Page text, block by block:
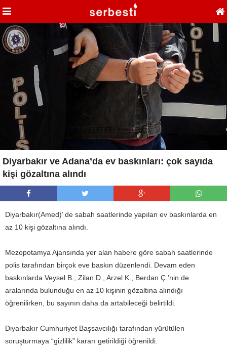
Diyarbakır ve Adana’da ev baskınları: çok sayıda
kişi gözaltına alındı
Diyarbakır(Amed)’ de sabah saatlerinde yapılan ev baskınlarda en
az 10 kişi gözaltına alındı.
Mezopotamya Ajansında yer alan habere göre sabah saatlerinde
polis tarafından birçok eve baskın düzenlendi. Devam eden
baskınlarda Veysel B., Zilan D., Arzel K., Berdan Ç.’nin de
aralarında bulunduğu en az 10 kişinin gözaltına alındığı
öğrenilirken, bu sayının daha da artabileceği belirtildi.
Diyarbakır Cumhuriyet Başsavcılığı tarafından yürütülen
soruşturmaya “gizlilik” kararı getirildiği öğrenildi.